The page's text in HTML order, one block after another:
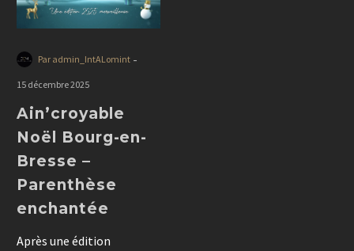
Par admin_IntALomint -
15 décembre 2025
Ain’croyable
Noël Bourg-en-
Bresse –
Parenthèse
enchantée
Après une édition